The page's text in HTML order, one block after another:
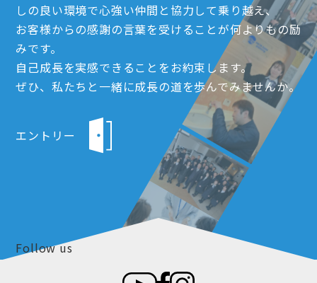
しの良い環境で心強い仲間と協力して乗り越え、
お客様からの感謝の言葉を受けることが何よりもの励
みです。
自己成長を実感できることをお約束します。
ぜひ、私たちと一緒に成長の道を歩んでみませんか。
エントリー
Follow us